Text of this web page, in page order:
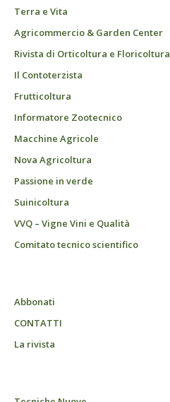
Terra e Vita
Agricommercio & Garden Center
Rivista di Orticoltura e Floricoltura
Il Contoterzista
Frutticoltura
Informatore Zootecnico
Macchine Agricole
Nova Agricoltura
Passione in verde
Suinicoltura
VVQ – Vigne Vini e Qualità
Comitato tecnico scientifico
Abbonati
CONTATTI
La rivista